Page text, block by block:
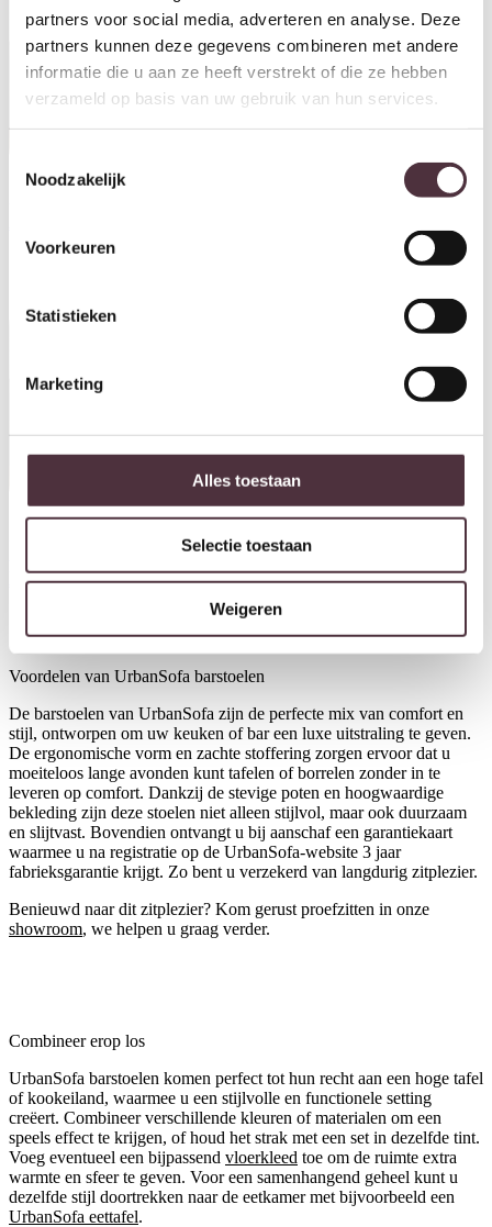
partners voor social media, adverteren en analyse. Deze
partners kunnen deze gegevens combineren met andere
informatie die u aan ze heeft verstrekt of die ze hebben
verzameld op basis van uw gebruik van hun services.
Noodzakelijk
Voorkeuren
Statistieken
Marketing
Alles toestaan
Selectie toestaan
Weigeren
UrbanSofa barstoel Aniston
hoog
359,00
Voordelen van UrbanSofa barstoelen
De barstoelen van UrbanSofa zijn de perfecte mix van comfort en
stijl, ontworpen om uw keuken of bar een luxe uitstraling te geven.
De ergonomische vorm en zachte stoffering zorgen ervoor dat u
moeiteloos lange avonden kunt tafelen of borrelen zonder in te
leveren op comfort. Dankzij de stevige poten en hoogwaardige
bekleding zijn deze stoelen niet alleen stijlvol, maar ook duurzaam
en slijtvast. Bovendien ontvangt u bij aanschaf een garantiekaart
waarmee u na registratie op de UrbanSofa-website 3 jaar
fabrieksgarantie krijgt. Zo bent u verzekerd van langdurig zitplezier.
Benieuwd naar dit zitplezier? Kom gerust proefzitten in onze
showroom, we helpen u graag verder.
Combineer erop los
UrbanSofa barstoelen komen perfect tot hun recht aan een hoge tafel
of kookeiland, waarmee u een stijlvolle en functionele setting
creëert. Combineer verschillende kleuren of materialen om een
speels effect te krijgen, of houd het strak met een set in dezelfde tint.
Voeg eventueel een bijpassend vloerkleed toe om de ruimte extra
warmte en sfeer te geven. Voor een samenhangend geheel kunt u
dezelfde stijl doortrekken naar de eetkamer met bijvoorbeeld een
UrbanSofa eettafel.